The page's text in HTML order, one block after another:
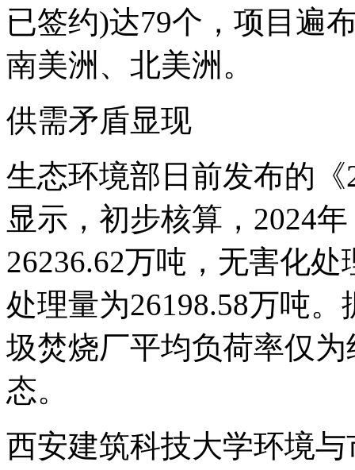
已签约)达79个，项目遍
南美洲、北美洲。
供需矛盾显现
生态环境部日前发布的
显示，初步核算，2024
26236.62万吨，无害化
处理量为26198.58万吨
圾焚烧厂平均负荷率仅
态。
西安建筑科技大学环境